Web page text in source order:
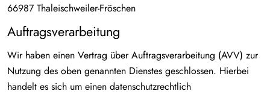
66987 Thaleischweiler-Fröschen
Auftragsverarbeitung
Wir haben einen Vertrag über Auftragsverarbeitung (AVV) zur
Nutzung des oben genannten Dienstes geschlossen. Hierbei
handelt es sich um einen datenschutzrechtlich